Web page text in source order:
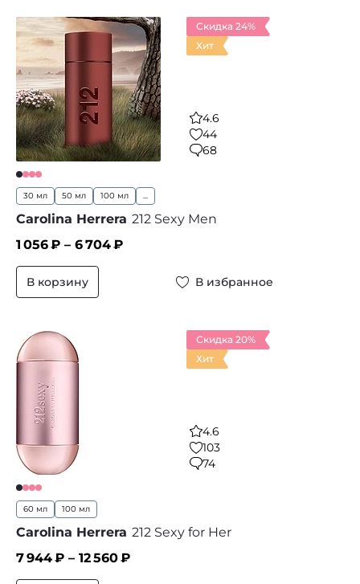
Скидка 24%
Хит
4.6
44
68
30 мл 50 мл 100 мл ...
Carolina Herrera 212 Sexy Men
1 056₽ – 6 704₽
В корзину В избранное
Скидка 20%
Хит
4.6
103
74
60 мл 100 мл
Carolina Herrera 212 Sexy for Her
7 944₽ – 12 560₽